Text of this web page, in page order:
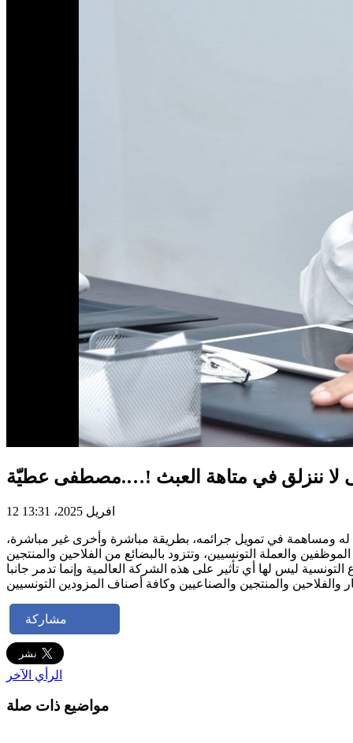
لا ننزلق في متاهة العبث !….مصطفى عطيّة
12 افريل 2025، 13:31
له ومساهمة في تمويل جرائمه، بطريقة مباشرة وأخرى غير مباشرة،
والعملة التونسيين، وتتزود بالبضائع من الفلاحين والمنتجين
ليس لها أي تأثير على هذه الشركة العالمية وإنما تدمر جانبا
مشاركة
الرأي الآخر
مواضيع ذات صلة